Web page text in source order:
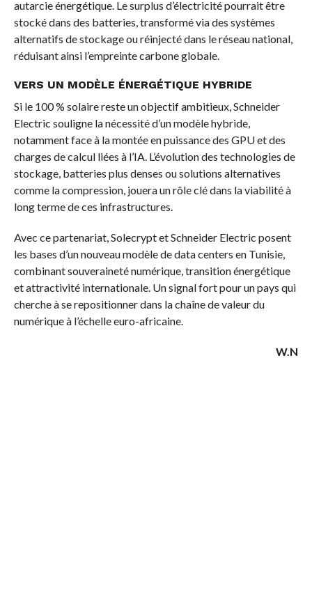
autarcie énergétique. Le surplus d’électricité pourrait être
stocké dans des batteries, transformé via des systèmes
alternatifs de stockage ou réinjecté dans le réseau national,
réduisant ainsi l’empreinte carbone globale.
VERS UN MODÈLE ÉNERGÉTIQUE HYBRIDE
Si le 100 % solaire reste un objectif ambitieux, Schneider
Electric souligne la nécessité d’un modèle hybride,
notamment face à la montée en puissance des GPU et des
charges de calcul liées à l’IA. L’évolution des technologies de
stockage, batteries plus denses ou solutions alternatives
comme la compression, jouera un rôle clé dans la viabilité à
long terme de ces infrastructures.
Avec ce partenariat, Solecrypt et Schneider Electric posent
les bases d’un nouveau modèle de data centers en Tunisie,
combinant souveraineté numérique, transition énergétique
et attractivité internationale. Un signal fort pour un pays qui
cherche à se repositionner dans la chaîne de valeur du
numérique à l’échelle euro-africaine.
W.N